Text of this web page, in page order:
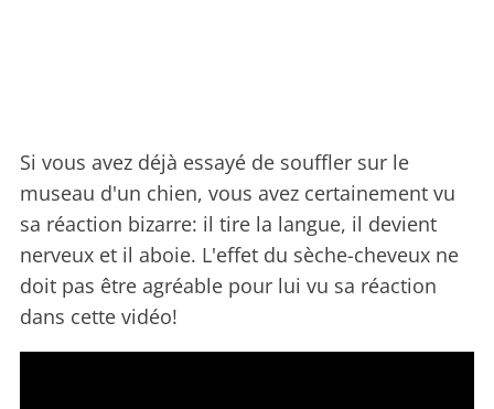
Si vous avez déjà essayé de souffler sur le
museau d'un chien, vous avez certainement vu
sa réaction bizarre: il tire la langue, il devient
nerveux et il aboie. L'effet du sèche-cheveux ne
doit pas être agréable pour lui vu sa réaction
dans cette vidéo!